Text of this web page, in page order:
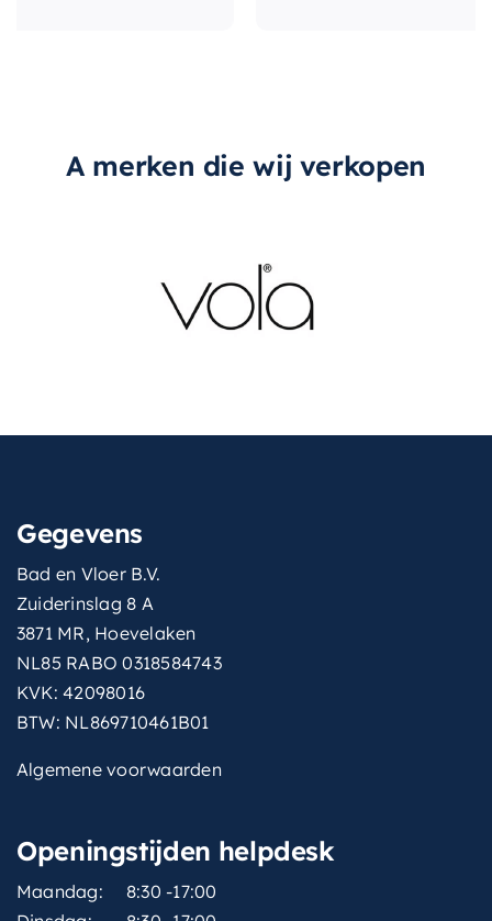
A merken die wij verkopen
Gegevens
Bad en Vloer B.V.
Zuiderinslag 8 A
3871 MR, Hoevelaken
NL85 RABO 0318584743
KVK: 42098016
BTW: NL869710461B01
Algemene voorwaarden
Openingstijden helpdesk
Maandag:
8:30 -17:00